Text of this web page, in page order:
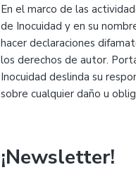
En el marco de las
de Inocuidad y en su
hacer declaraciones
los derechos de autor.
Inocuidad deslinda su
sobre cualquier daño u
¡Newsletter!